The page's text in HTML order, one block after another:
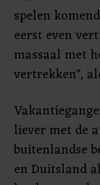
spelen
eerst even
massaal met
vertrekken",
liever met de
buitenlandse
en Duitsland